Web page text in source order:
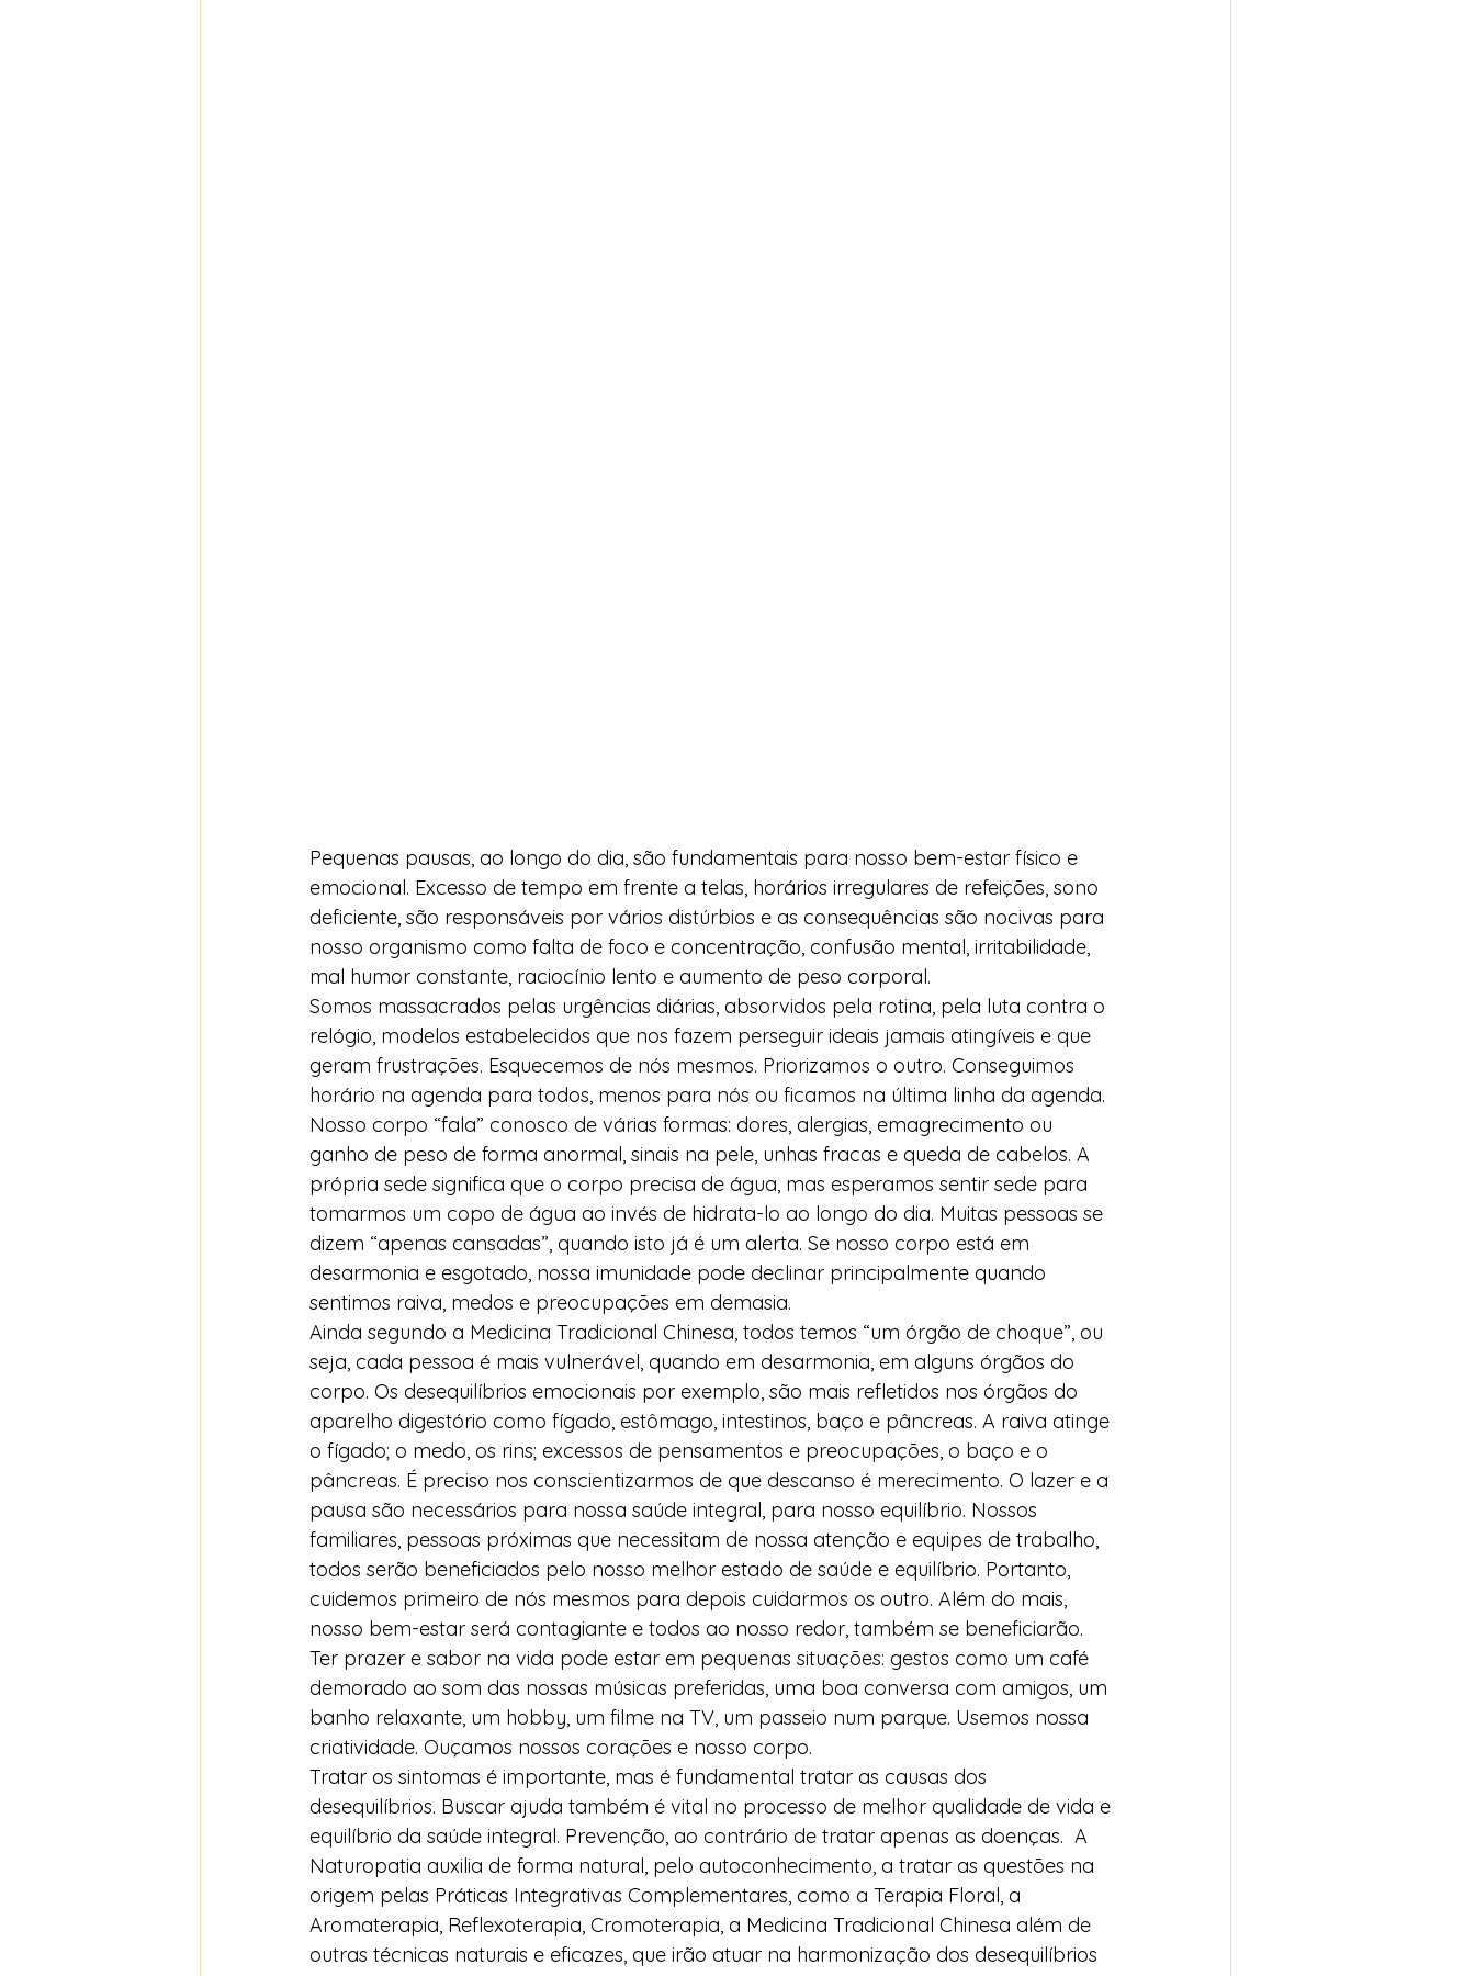
Pequenas pausas, ao longo do dia, são fundamentais para nosso bem-estar físico e
emocional. Excesso de tempo em frente a telas, horários irregulares de refeições, sono
deficiente, são responsáveis por vários distúrbios e as consequências são nocivas para
nosso organismo como falta de foco e concentração, confusão mental, irritabilidade,
mal humor constante, raciocínio lento e aumento de peso corporal.
Somos massacrados pelas urgências diárias, absorvidos pela rotina, pela luta contra o
relógio, modelos estabelecidos que nos fazem perseguir ideais jamais atingíveis e que
geram frustrações. Esquecemos de nós mesmos. Priorizamos o outro. Conseguimos
horário na agenda para todos, menos para nós ou ficamos na última linha da agenda.
Nosso corpo “fala” conosco de várias formas: dores, alergias, emagrecimento ou
ganho de peso de forma anormal, sinais na pele, unhas fracas e queda de cabelos. A
própria sede significa que o corpo precisa de água, mas esperamos sentir sede para
tomarmos um copo de água ao invés de hidrata-lo ao longo do dia. Muitas pessoas se
dizem “apenas cansadas”, quando isto já é um alerta. Se nosso corpo está em
desarmonia e esgotado, nossa imunidade pode declinar principalmente quando
sentimos raiva, medos e preocupações em demasia.
Ainda segundo a Medicina Tradicional Chinesa, todos temos “um órgão de choque”, ou
seja, cada pessoa é mais vulnerável, quando em desarmonia, em alguns órgãos do
corpo. Os desequilíbrios emocionais por exemplo, são mais refletidos nos órgãos do
aparelho digestório como fígado, estômago, intestinos, baço e pâncreas. A raiva atinge
o fígado; o medo, os rins; excessos de pensamentos e preocupações, o baço e o
pâncreas. É preciso nos conscientizarmos de que descanso é merecimento. O lazer e a
pausa são necessários para nossa saúde integral, para nosso equilíbrio. Nossos
familiares, pessoas próximas que necessitam de nossa atenção e equipes de trabalho,
todos serão beneficiados pelo nosso melhor estado de saúde e equilíbrio. Portanto,
cuidemos primeiro de nós mesmos para depois cuidarmos os outro. Além do mais,
nosso bem-estar será contagiante e todos ao nosso redor, também se beneficiarão.
Ter prazer e sabor na vida pode estar em pequenas situações: gestos como um café
demorado ao som das nossas músicas preferidas, uma boa conversa com amigos, um
banho relaxante, um hobby, um filme na TV, um passeio num parque. Usemos nossa
criatividade. Ouçamos nossos corações e nosso corpo.
Tratar os sintomas é importante, mas é fundamental tratar as causas dos
desequilíbrios. Buscar ajuda também é vital no processo de melhor qualidade de vida e
equilíbrio da saúde integral. Prevenção, ao contrário de tratar apenas as doenças.  A
Naturopatia auxilia de forma natural, pelo autoconhecimento, a tratar as questões na
origem pelas Práticas Integrativas Complementares, como a Terapia Floral, a
Aromaterapia, Reflexoterapia, Cromoterapia, a Medicina Tradicional Chinesa além de
outras técnicas naturais e eficazes, que irão atuar na harmonização dos desequilíbrios